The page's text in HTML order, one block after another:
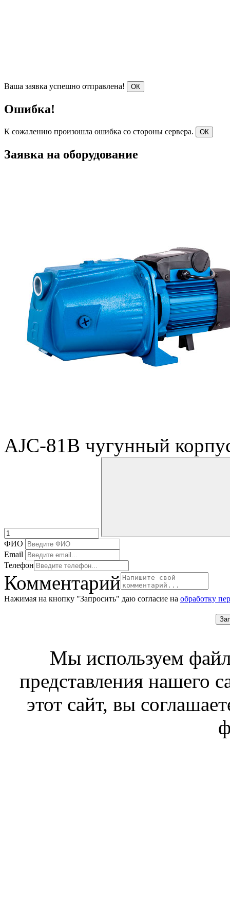
Ваша заявка успешно отправлена! ОК
Ошибка!
К сожалению произошла ошибка со стороны сервера. ОК
Заявка на оборудование
AJC-81B чугунный
ФИО
Email
Телефон
Комментарий
Нажимая на кнопку "Запросить" даю согласие на обработку
Мы используем
представления нашего
этот сайт, вы